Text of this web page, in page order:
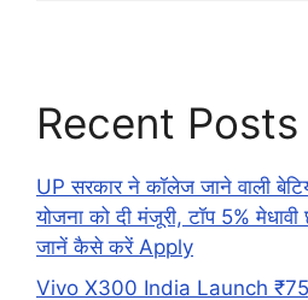
Recent Posts
UP सरकार ने कॉलेज जाने वाली
योजना को दी मंजूरी, टॉप 5%
जानें कैसे करें Apply
Vivo X300 India Launch